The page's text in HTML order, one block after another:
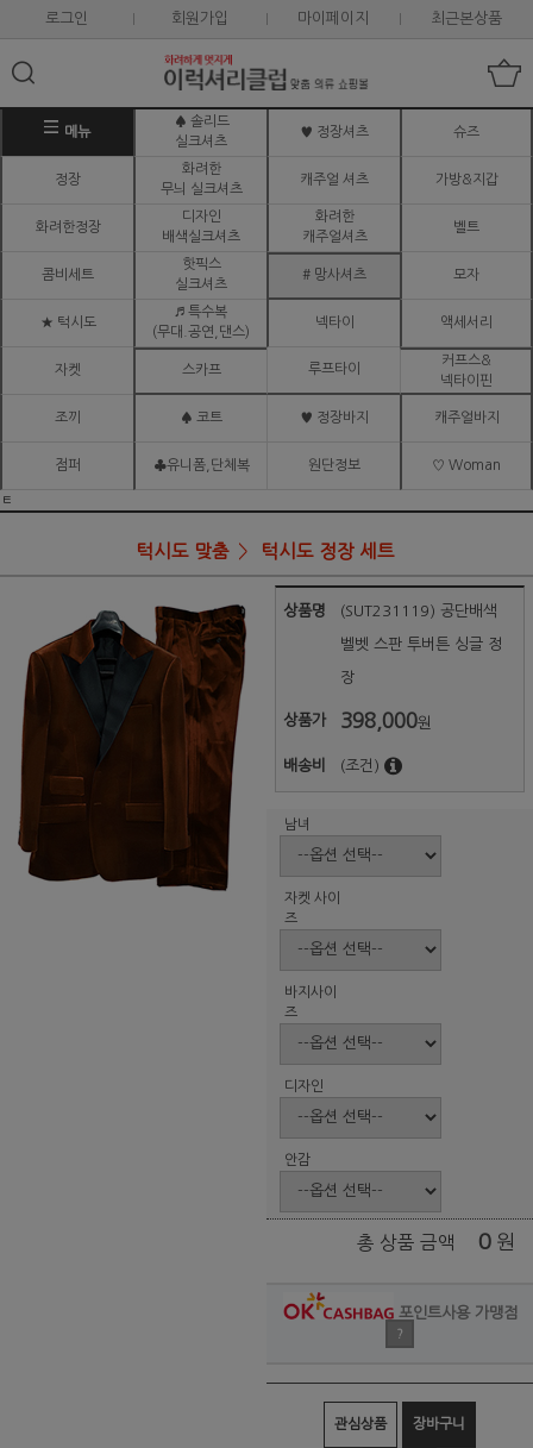
로그인 회원가입 마이페이지 최근본상품
메뉴
♠ 솔리드
실크셔츠
♥ 정장셔츠 슈즈
정장
화려한
무늬 실크셔츠
캐주얼 셔츠 가방&지갑
화려한정장
디자인
배색실크셔츠
화려한
캐주얼셔츠
벨트
콤비세트
핫픽스
실크셔츠
# 망사셔츠 모자
★ 턱시도
♬ 특수복
(무대.공연,댄스)
넥타이 액세서리
자켓 스카프 루프타이
커프스&
넥타이핀
조끼 ♠ 코트 ♥ 정장바지 캐주얼바지
점퍼 ♣유니폼,단체복 원단정보 ♡ Woman
ㅌ
턱시도 맞춤 턱시도 정장 세트
상품명 (SUT231119) 공단배색
벨벳 스판 투버튼 싱글 정
장
상품가 398,000원
배송비 (조건)
남녀
자켓 사이
즈
바지사이
즈
디자인
안감
총 상품 금액 0 원
포인트사용 가맹점
?
관심상품 장바구니